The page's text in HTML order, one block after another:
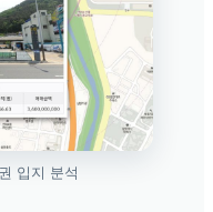
입지 분석